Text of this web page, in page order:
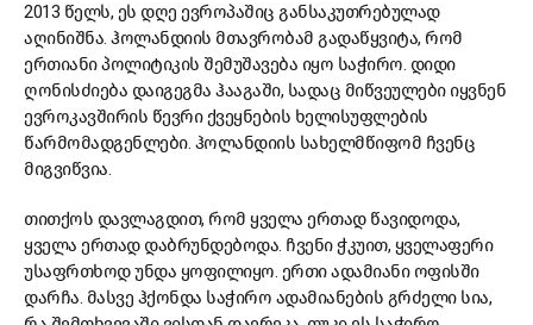
2013 წელს, ეს დღე ევროპაშიც განსაკუთრებულად
აღინიშნა. ჰოლანდიის მთავრობამ გადაწყვიტა, რომ
ერთიანი პოლიტიკის შემუშავება იყო საჭირო. დიდი
ღონისძიება დაიგეგმა ჰააგაში, სადაც მიწვეულები იყვნენ
ევროკავშირის წევრი ქვეყნების ხელისუფლების
წარმომადგენლები. ჰოლანდიის სახელმწიფომ ჩვენც
მიგვიწვია.
თითქოს დავლაგდით, რომ ყველა ერთად წავიდოდა,
ყველა ერთად დაბრუნდებოდა. ჩვენი ჭკუით, ყველაფერი
უსაფრთხოდ უნდა ყოფილიყო. ერთი ადამიანი ოფისში
დარჩა. მასვე ჰქონდა საჭირო ადამიანების გრძელი სია,